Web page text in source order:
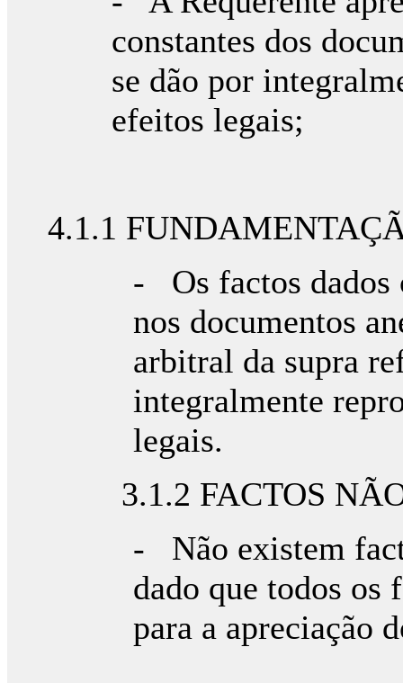
constantes dos
se dão por
efeitos legais;
4.1.1
- Os factos dados
nos documentos
arbitral da supra
integralmente
legais.
3.1.2 FACTOS
- Não existem
dado que todos os
para a apreciação